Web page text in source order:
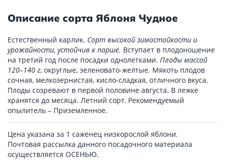
Описание сорта Яблоня Чудное
Естественный карлик. Сорт высокой зимостойкости и
урожайности, устойчив к парше. Вступает в плодоношение
на третий год после посадки однолетками. Плоды массой
120–140 г, округлые, зеленовато-желтые. Мякоть плодов
сочная, мелкозернистая, кисло-сладкая, отличного вкуса.
Плоды созревают в первой половине августа. В лежке
хранятся до месяца. Летний сорт. Рекомендуемый
опылитель – Приземленное.
Цена указана за 1 саженец низкорослой яблони.
Почтовая рассылка данного посадочного материала
осуществляется ОСЕНЬЮ.